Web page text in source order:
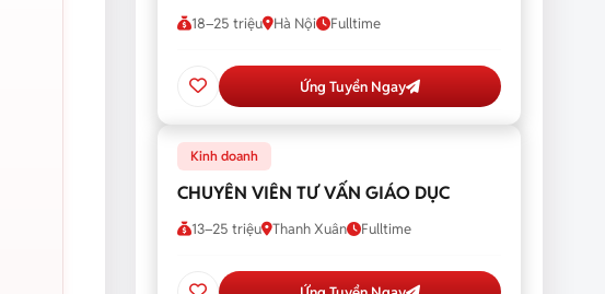
18–25 triệu Hà Nội Fulltime
Ứng Tuyển Ngay
Kinh doanh
CHUYÊN VIÊN TƯ VẤN GIÁO DỤC
13–25 triệu Thanh Xuân Fulltime